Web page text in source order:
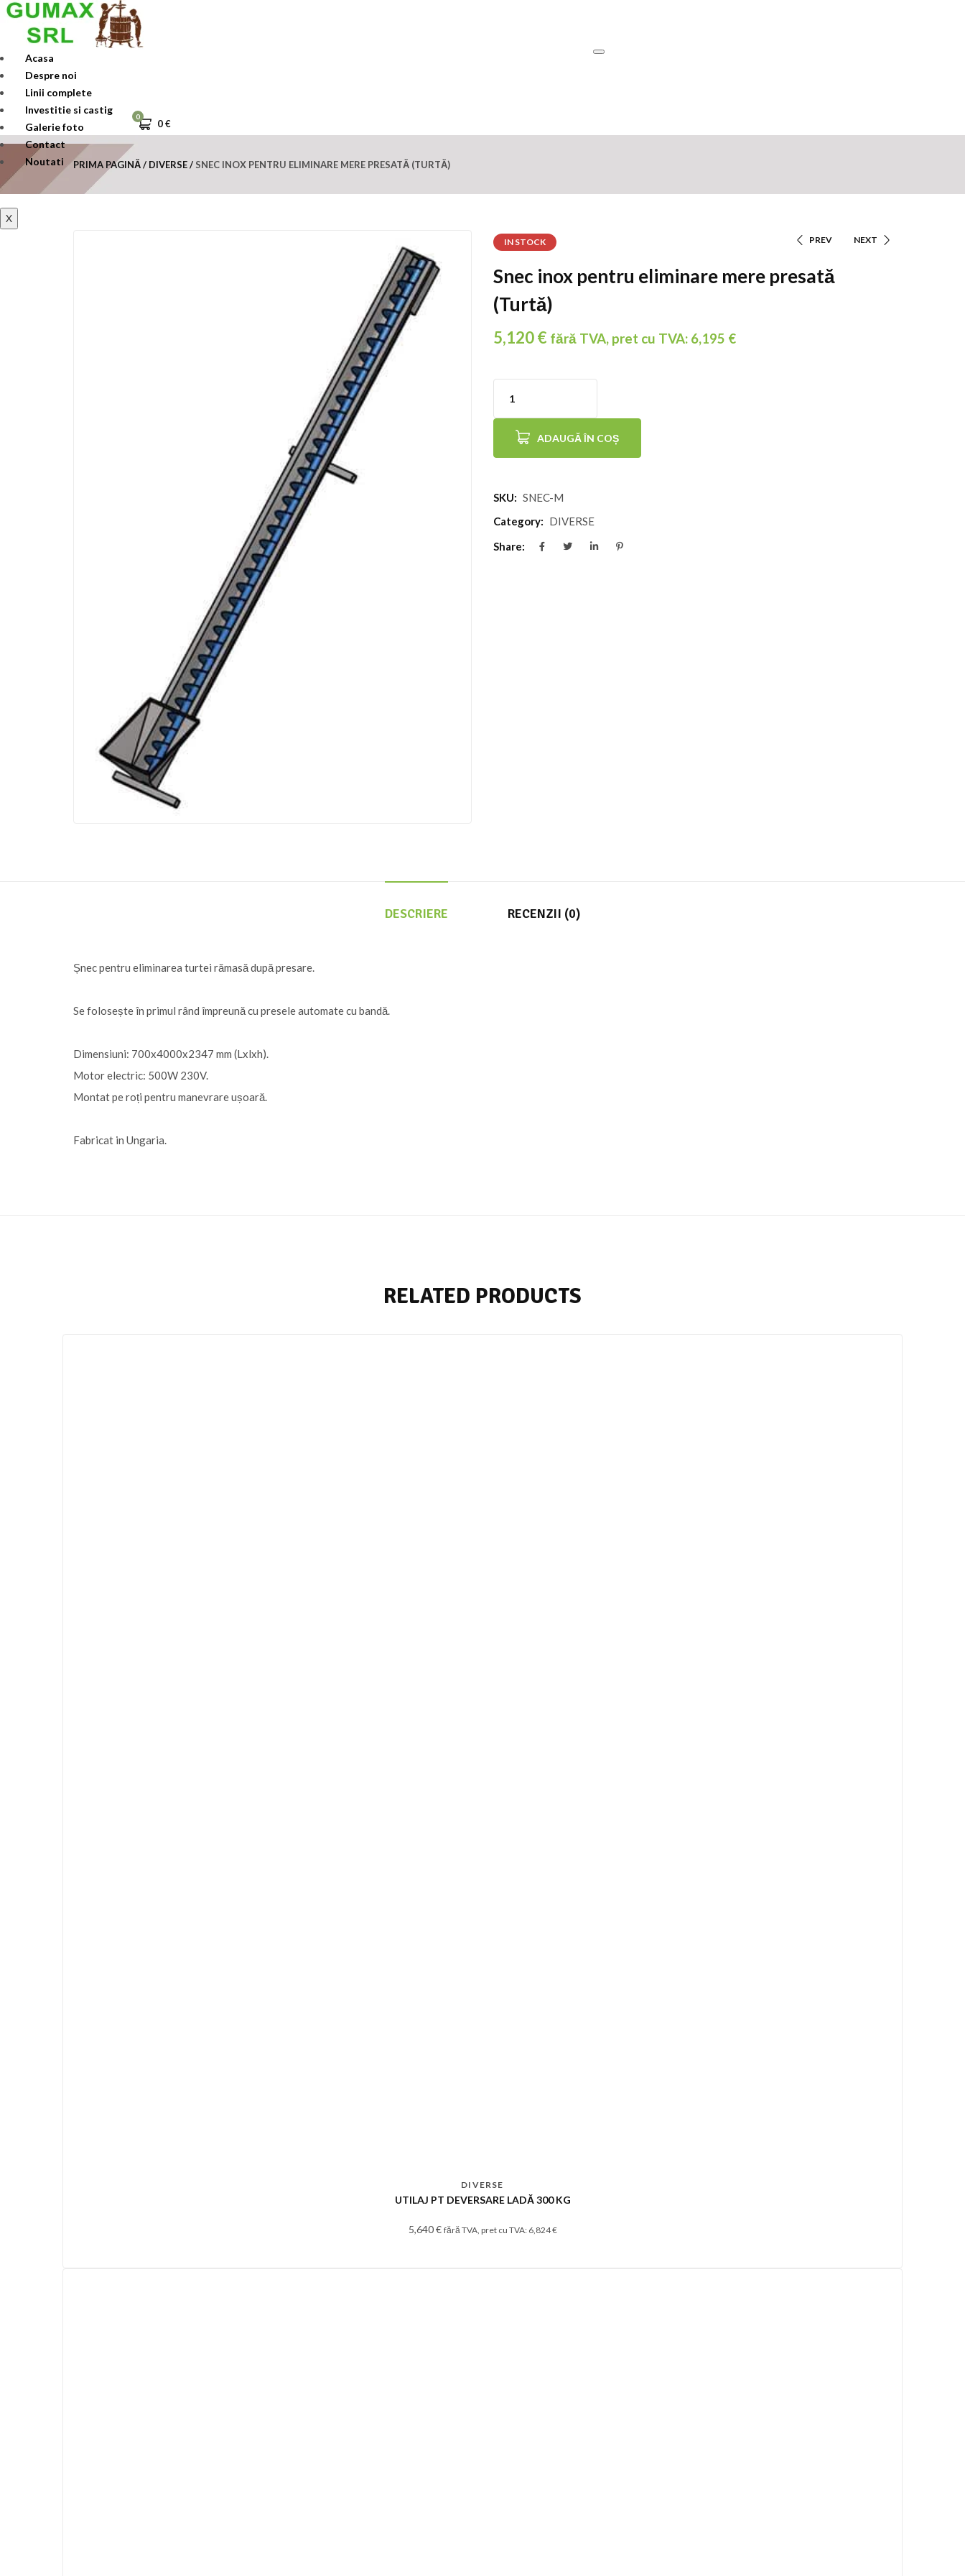
Skip
content
Acasa
Despre noi
Linii complete
Investitie si castig
Galerie foto
Contact
Noutati
X
0
0€
PRIMA PAGINĂ DIVERSE SNEC INOX PENTRU ELIMINARE MERE PRESATĂ (TURTĂ)
IN STOCK
În
PREV NEXT
Snec inox pentru eliminare mere presată
(Turtă)
5,120€ fără TVA, pret cu TVA: 6,195 €
Snec
eliminare
mere
ADAUGĂ ÎN COȘ
SKU: SNEC-M
Category: DIVERSE
Share:
DESCRIERE RECENZII (0)
Șnec pentru eliminarea turtei rămasă după presare.
Se folosește în primul rând împreună cu presele automate cu bandă.
Dimensiuni: 700x4000x2347 mm (Lxlxh).
Motor electric: 500W 230V.
Montat pe roți pentru manevrare ușoară.
Fabricat in Ungaria.
RELATED PRODUCTS
DIVERSE
UTILAJ PT DEVERSARE LADĂ 300 KG
5,640€ fără TVA, pret cu TVA: 6,824€